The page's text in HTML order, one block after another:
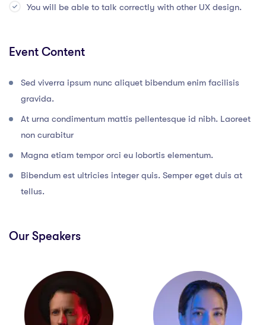
You will be able to talk correctly with other UX design.
Event Content
Sed viverra ipsum nunc aliquet bibendum enim facilisis
gravida.
At urna condimentum mattis pellentesque id nibh. Laoreet
non curabitur
Magna etiam tempor orci eu lobortis elementum.
Bibendum est ultricies integer quis. Semper eget duis at
tellus.
Our Speakers